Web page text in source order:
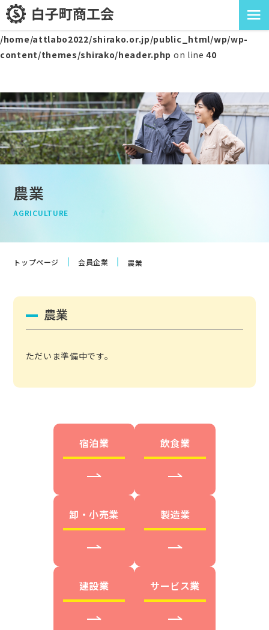
Warning: Attempt to read property "post_name" on null in
/home/attlabo2022/shirako.or.jp/public_html/wp/wp-
content/themes/shirako/header.php on line40
≡
農業
AGRICULTURE
トップページ 会員企業 農業
農業
ただいま準備中です。
宿泊業 飲食業
卸・小売業 製造業
建設業 サービス業